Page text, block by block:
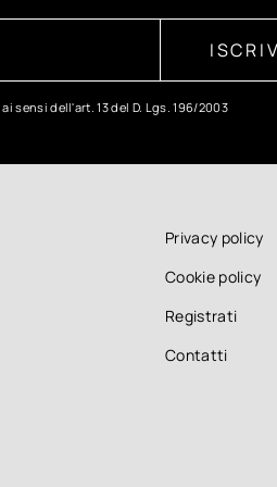
ai sensi dell'art. 13 del D. Lgs. 196/2003
Privacy policy
Cookie policy
Registrati
Contatti